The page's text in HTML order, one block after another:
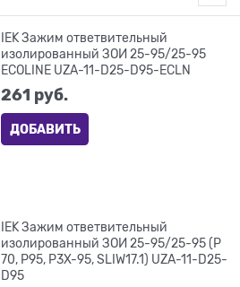
IEK Зажим ответвительный
изолированный ЗОИ 25-95/25-95
ECOLINE UZA-11-D25-D95-ECLN
261 руб.
ДОБАВИТЬ
IEK Зажим ответвительный
изолированный ЗОИ 25-95/25-95 (P
70, P95, P3X-95, SLIW17.1) UZA-11-D25-
D95